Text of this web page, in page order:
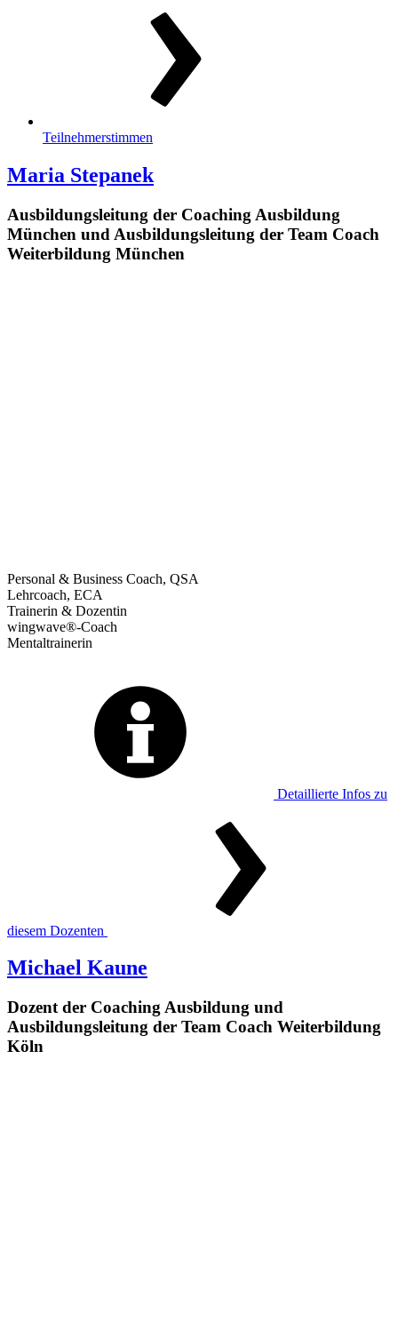
Teilnehmerstimmen
Maria Stepanek
Ausbildungsleitung der Coaching Ausbildung
München und Ausbildungsleitung der Team Coach
Weiterbildung München
Personal & Business Coach, QSA
Lehrcoach, ECA
Trainerin & Dozentin
wingwave®-Coach
Mentaltrainerin
Detaillierte Infos zu
diesem Dozenten
Michael Kaune
Dozent der Coaching Ausbildung und
Ausbildungsleitung der Team Coach Weiterbildung
Köln